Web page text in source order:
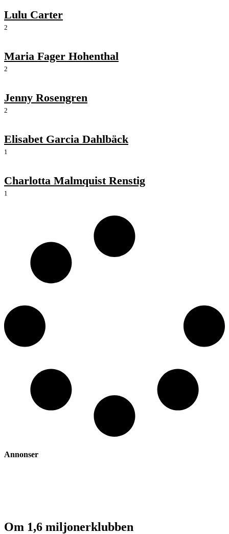
Lulu Carter
2
Maria Fager Hohenthal
2
Jenny Rosengren
2
Elisabet Garcia Dahlbäck
1
Charlotta Malmquist Renstig
1
Annonser
Om 1,6 miljonerklubben